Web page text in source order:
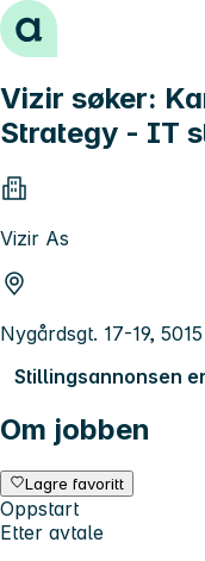
Hopp til innhold
Vizir søker:
Strategy - IT
Vizir As
Nygårdsgt. 17-19,
Stillingsannonsen
Om jobben
Lagre favoritt
Oppstart
Etter avtale